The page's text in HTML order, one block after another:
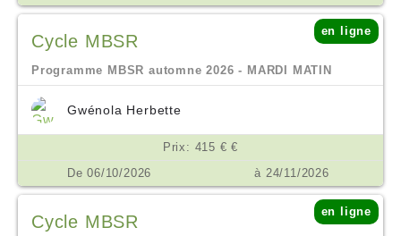
Cycle MBSR
en ligne
Programme MBSR automne 2026 - MARDI MATIN
Gwénola Herbette
Prix: 415 € €
De 06/10/2026
à 24/11/2026
Cycle MBSR
en ligne